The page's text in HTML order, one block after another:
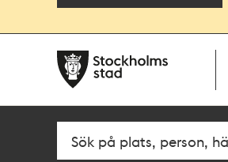
navigationen
huvudinnehållet
Fritextsök